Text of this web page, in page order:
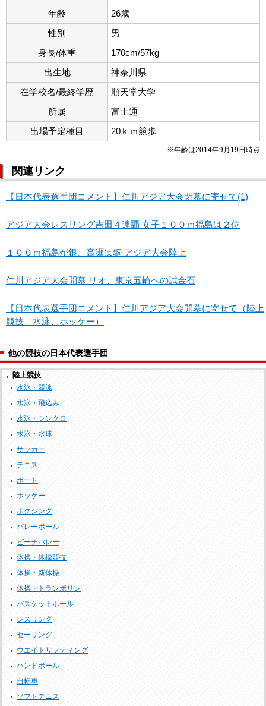
年齢
26歳
性別
男
身長/体重
170cm/57kg
出生地
神奈川県
在学校名/最終学歴
順天堂大学
所属
富士通
出場予定種目
20ｋｍ競歩
※年齢は2014年9月19日時点
関連リンク
【日本代表選手団コメント】仁川アジア大会閉幕に寄せて(1)
アジア大会レスリング吉田４連覇 女子１００ｍ福島は２位
１００ｍ福島が銀、高瀬は銅 アジア大会陸上
仁川アジア大会開幕 リオ、東京五輪への試金石
【日本代表選手団コメント】仁川アジア大会開幕に寄せて（陸上
競技、水泳、ホッケー）
他の競技の日本代表選手団
陸上競技
水泳・競泳
水泳・飛込み
水泳・シンクロ
水泳・水球
サッカー
テニス
ボート
ホッケー
ボクシング
バレーボール
ビーチバレー
体操・体操競技
体操・新体操
体操・トランポリン
バスケットボール
レスリング
セーリング
ウエイトリフティング
ハンドボール
自転車
ソフトテニス